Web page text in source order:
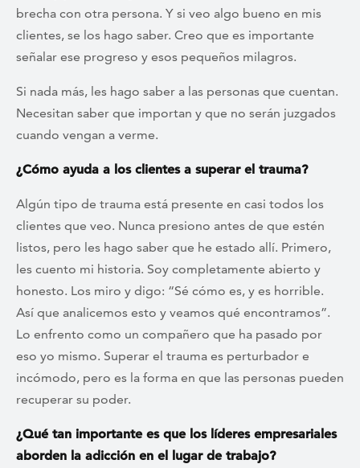
brecha con otra persona. Y si veo algo bueno en mis
clientes, se los hago saber. Creo que es importante
señalar ese progreso y esos pequeños milagros.
Si nada más, les hago saber a las personas que cuentan.
Necesitan saber que importan y que no serán juzgados
cuando vengan a verme.
¿Cómo ayuda a los clientes a superar el trauma?
Algún tipo de trauma está presente en casi todos los
clientes que veo. Nunca presiono antes de que estén
listos, pero les hago saber que he estado allí. Primero,
les cuento mi historia. Soy completamente abierto y
honesto. Los miro y digo: “Sé cómo es, y es horrible.
Así que analicemos esto y veamos qué encontramos”.
Lo enfrento como un compañero que ha pasado por
eso yo mismo. Superar el trauma es perturbador e
incómodo, pero es la forma en que las personas pueden
recuperar su poder.
¿Qué tan importante es que los líderes empresariales
aborden la adicción en el lugar de trabajo?